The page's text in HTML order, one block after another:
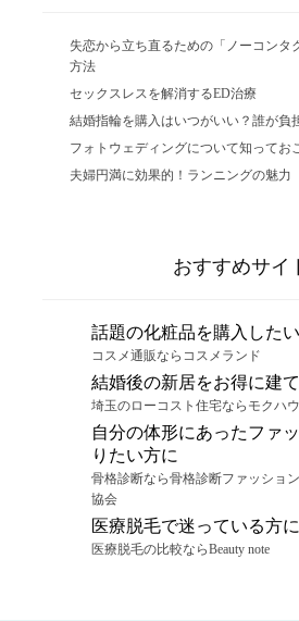
失恋から立ち直るための「ノーコンタ
方法
セックスレスを解消するED治療
結婚指輪を購入はいつがいい？誰が負
フォトウェディングについて知ってお
夫婦円満に効果的！ランニングの魅力
おすすめサイ
話題の化粧品を購入した
コスメ通販ならコスメランド
結婚後の新居をお得に建
埼玉のローコスト住宅ならモクハ
自分の体形にあったファ
りたい方に
骨格診断なら骨格診断ファッショ
協会
医療脱毛で迷っている方に
医療脱毛の比較ならBeauty note